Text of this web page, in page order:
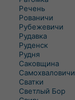
Речень
Рованичи
Рубежевичи
Рудавка
Руденск
Рудня
Саковщина
Самохваловичи
Сватки
Светлый Бор